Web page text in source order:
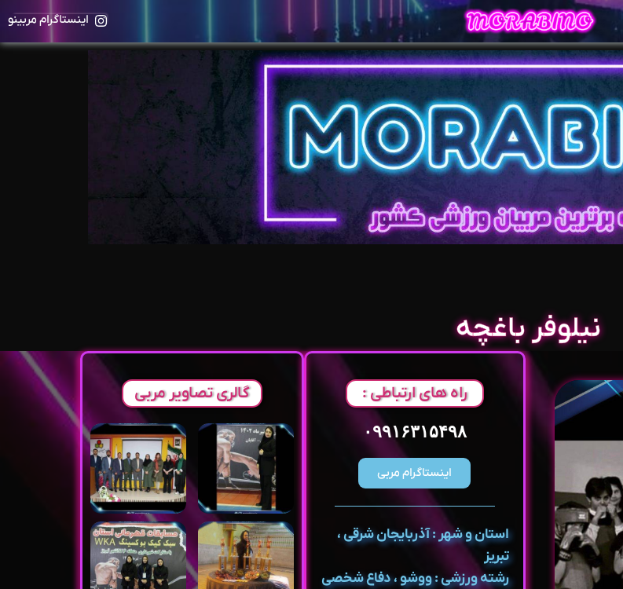
اینستاگرام مربینو
نیلوفر باغچه
راه های ارتباطی :
۰۹۹۱۶۳۱۵۴۹۸
اینستاگرام مربی
استان و شهر : آذربایجان شرقی ،
تبریز
رشته ورزشی : ووشو ، دفاع شخصی
گالری تصاویر مربی